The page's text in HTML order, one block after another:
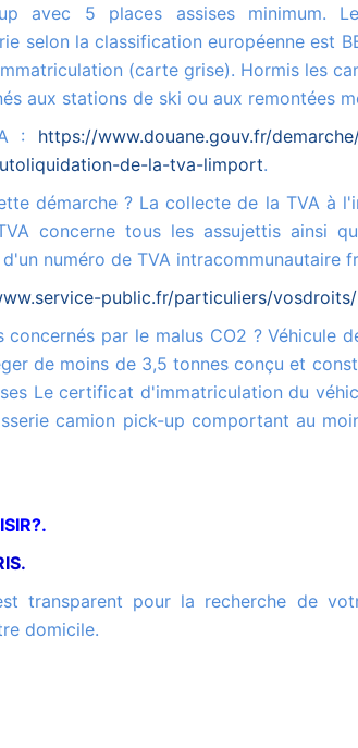
avec 5 places assises minimum.
selon la classification européenne est
(carte grise). Hormis les
aux stations de ski ou aux remontées
: https://www.douane.gouv.fr/
de-la-tva-limport.
concerne tous les assujettis ainsi
numéro de TVA intracommunautaire
public.fr/particuliers/vosdroits/
de moins de 3,5 tonnes conçu et
Le certificat d'immatriculation du
camion pick-up comportant au
domicile.